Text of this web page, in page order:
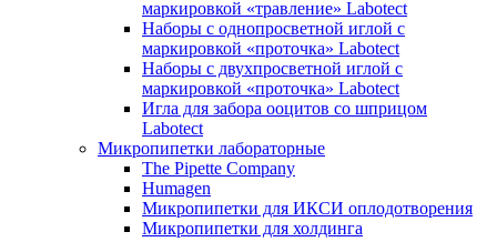
маркировкой «травление» Labotect
Наборы с однопросветной иглой с
маркировкой «проточка» Labotect
Наборы с двухпросветной иглой с
маркировкой «проточка» Labotect
Игла для забора ооцитов со шприцом
Labotect
Микропипетки лабораторные
The Pipette Company
Humagen
Микропипетки для ИКСИ оплодотворения
Микропипетки для холдинга